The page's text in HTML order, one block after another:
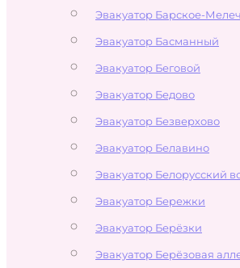
Эвакуатор Барское-
Эвакуатор Басманный
Эвакуатор Беговой
Эвакуатор Бедово
Эвакуатор Безверхово
Эвакуатор Белавино
Эвакуатор Белорусский
Эвакуатор Бережки
Эвакуатор Берёзки
Эвакуатор Берёзовая